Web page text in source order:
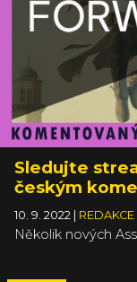
Sledujte
českým
10. 9. 2022
Několik nových